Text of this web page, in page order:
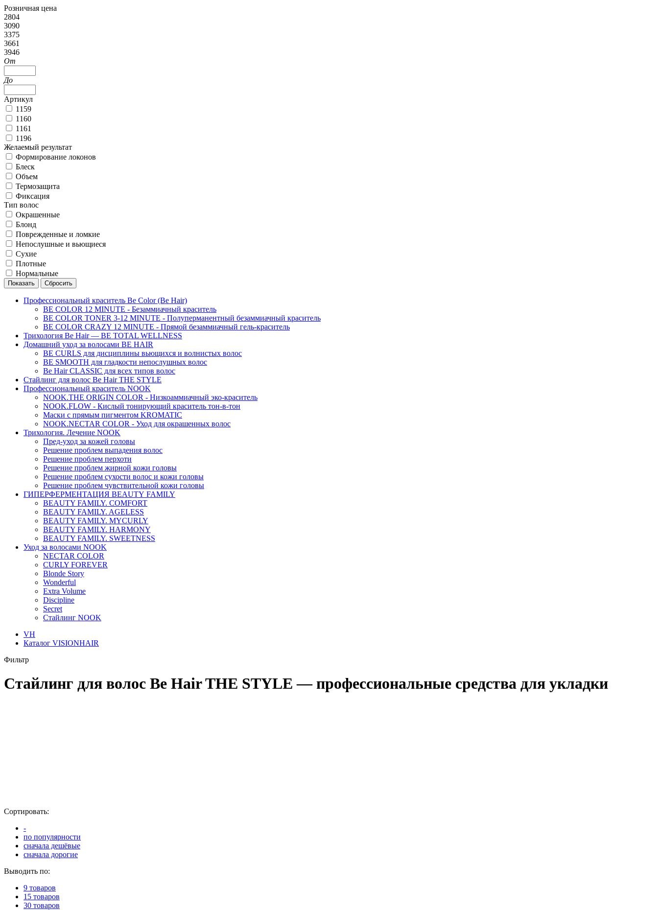
Розничная цена
2804
3090
3375
3661
3946
От
До
Артикул
1159
1160
1161
1196
Желаемый результат
Формирование локонов
Блеск
Объем
Термозащита
Фиксация
Тип волос
Окрашенные
Блонд
Поврежденные и ломкие
Непослушные и вьющиеся
Сухие
Плотные
Нормальные
Профессиональный краситель Be Color (Be Hair)
BE COLOR 12 MINUTE - Безаммиачный краситель
BE COLOR TONER 3-12 MINUTE - Полуперманентный безаммиачный краситель
BE COLOR CRAZY 12 MINUTE - Прямой безаммиачный гель-краситель
Трихология Be Hair — BE TOTAL WELLNESS
Домашний уход за волосами BE HAIR
BE CURLS для дисциплины вьющихся и волнистых волос
BE SMOOTH для гладкости непослушных волос
Be Hair CLASSIC для всех типов волос
Стайлинг для волос Be Hair THE STYLE
Профессиональный краситель NOOK
NOOK.THE ORIGIN COLOR - Низкоаммиачный эко-краситель
NOOK.FLOW - Кислый тонирующий краситель тон-в-тон
Маски с прямым пигментом KROMATIC
NOOK.NECTAR COLOR - Уход для окрашенных волос
Трихология. Лечение NOOK
Пред-уход за кожей головы
Решение проблем выпадения волос
Решение проблем перхоти
Решение проблем жирной кожи головы
Решение проблем сухости волос и кожи головы
Решение проблем чувствительной кожи головы
ГИПЕРФЕРМЕНТАЦИЯ BEAUTY FAMILY
BEAUTY FAMILY. COMFORT
BEAUTY FAMILY. AGELESS
BEAUTY FAMILY. MYCURLY
BEAUTY FAMILY. HARMONY
BEAUTY FAMILY. SWEETNESS
Уход за волосами NOOK
NECTAR COLOR
CURLY FOREVER
Blonde Story
Wonderful
Extra Volume
Discipline
Secret
Стайлинг NOOK
VH
Каталог VISIONHAIR
Фильтр
Стайлинг для волос Be Hair THE STYLE — профессиональные средства для укладки
Сортировать:
-
по популярности
сначала дешёвые
сначала дорогие
Выводить по:
9 товаров
15 товаров
30 товаров